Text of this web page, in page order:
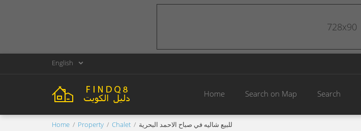
English
Home Search on Map Search
Home Property Chalet للبيع شاليه في صباح الاحمد البحرية
728x90